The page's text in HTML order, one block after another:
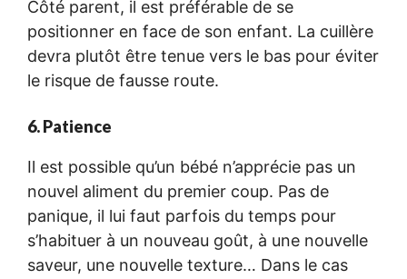
Côté parent, il est préférable de se
positionner en face de son enfant. La cuillère
devra plutôt être tenue vers le bas pour éviter
le risque de fausse route.
6. Patience
Il est possible qu’un bébé n’apprécie pas un
nouvel aliment du premier coup. Pas de
panique, il lui faut parfois du temps pour
s’habituer à un nouveau goût, à une nouvelle
saveur, une nouvelle texture… Dans le cas